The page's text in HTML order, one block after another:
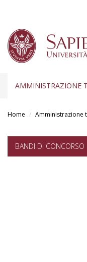
AMMINISTRAZIONE
Home Amministrazione
BANDI DI CONCORSO